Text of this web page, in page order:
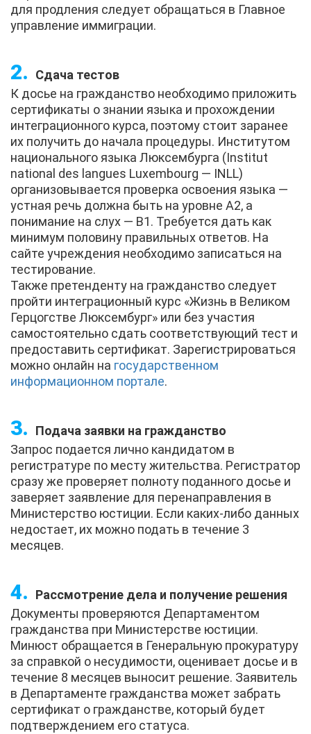
для продления следует обращаться в Главное
управление иммиграции.
Сдача тестов
К досье на гражданство необходимо приложить
сертификаты о знании языка и прохождении
интеграционного курса, поэтому стоит заранее
их получить до начала процедуры. Институтом
национального языка Люксембурга (Institut
national des langues Luxembourg — INLL)
организовывается проверка освоения языка —
устная речь должна быть на уровне А2, а
понимание на слух — В1. Требуется дать как
минимум половину правильных ответов. На
сайте учреждения необходимо записаться на
тестирование.
Также претенденту на гражданство следует
пройти интеграционный курс «Жизнь в Великом
Герцогстве Люксембург» или без участия
самостоятельно сдать соответствующий тест и
предоставить сертификат. Зарегистрироваться
можно онлайн на государственном
информационном портале.
Подача заявки на гражданство
Запрос подается лично кандидатом в
регистратуре по месту жительства. Регистратор
сразу же проверяет полноту поданного досье и
заверяет заявление для перенаправления в
Министерство юстиции. Если каких-либо данных
недостает, их можно подать в течение 3
месяцев.
Рассмотрение дела и получение решения
Документы проверяются Департаментом
гражданства при Министерстве юстиции.
Минюст обращается в Генеральную прокуратуру
за справкой о несудимости, оценивает досье и в
течение 8 месяцев выносит решение. Заявитель
в Департаменте гражданства может забрать
сертификат о гражданстве, который будет
подтверждением его статуса.